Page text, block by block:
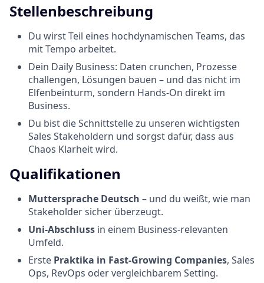
Stellenbeschreibung
Du wirst Teil eines hochdynamischen Teams, das
mit Tempo arbeitet.
Dein Daily Business: Daten crunchen, Prozesse
challengen, Lösungen bauen – und das nicht im
Elfenbeinturm, sondern Hands-On direkt im
Business.
Du bist die Schnittstelle zu unseren wichtigsten
Sales Stakeholdern und sorgst dafür, dass aus
Chaos Klarheit wird.
Qualifikationen
Muttersprache Deutsch – und du weißt, wie man
Stakeholder sicher überzeugt.
Uni-Abschluss in einem Business-relevanten
Umfeld.
Erste Praktika in Fast-Growing Companies, Sales
Ops, RevOps oder vergleichbarem Setting.